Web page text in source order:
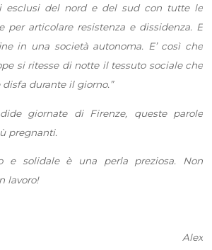
esclusi del nord e del sud con tutte le
per articolare resistenza e dissidenza. E
in una società autonoma. E’ così che
si ritesse di notte il tessuto sociale che
durante il giorno.”
giornate di Firenze, queste parole
pregnanti.
e solidale è una perla preziosa. Non
lavoro!
Alex